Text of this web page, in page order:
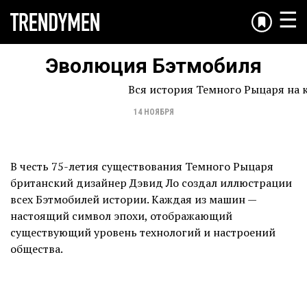
☰
Эволюция Бэтмобиля
Вся история Темного Рыцаря на
14 НОЯБРЯ
В честь 75-летия существования Темного Рыцаря
британский дизайнер Дэвид Ло создал иллюстрации
всех Бэтмобилей истории. Каждая из машин —
настоящий символ эпохи, отображающий
существующий уровень технологий и настроений
общества.